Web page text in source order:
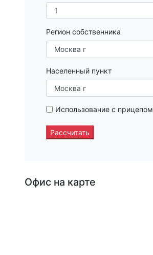
Регион собственника
Населенный пункт
Использование с прицепом
Рассчитать
Офис на карте